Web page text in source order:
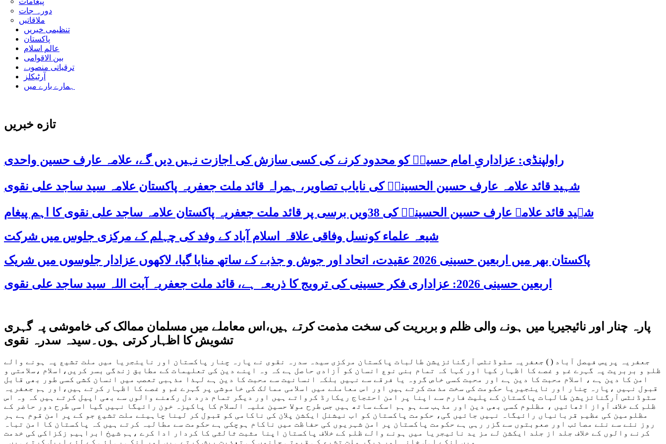
دورہ جات
ملاقاتیں
تنظیمی خبریں
پاکستان
عالم اسلام
بین الاقوامی
ترقیاتی منصوبے
آرٹیکلز
ہمارے بارے میں
تازه خبریں
راولپنڈی: عزاداریِ امام حسینؑ کو محدود کرنے کی کسی سازش کی اجازت نہیں دیں گے، علامہ عارف حسین واحدی
شہید قائد علامہ عارف حسین الحسینیؒ کی نایاب تصاویر، ہمراہ قائد ملت جعفریہ پاکستان علامہ سید ساجد علی نقوی
شہید قائد علامہ عارف حسین الحسینیؒ کی 38ویں برسی پر قائد ملت جعفریہ پاکستان علامہ ساجد علی نقوی کا اہم پیغام
شیعہ علماء کونسل وفاقی علاقہ اسلام آباد کے وفد کی چہلم کے مرکزی جلوس میں شرکت
پاکستان بھر میں اربعین حسینی 2026 عقیدت، اتحاد اور جوش و جذبے کے ساتھ منایا گیا، لاکھوں عزادار جلوسوں میں شریک
اربعین حسینی 2026: عزاداری فکر حسینی کی ترویج کا ذریعہ ہے، قائد ملت جعفریہ آیت اللہ سید ساجد علی نقوی
پارہ چنار اور نائیجیریا میں ہونے والی ظلم و بربریت کی سخت مذمت کرتے ہیں،اس معاملے میں مسلمان ممالک کی خاموشی پہ گہری
تشویش کا اظہار کرتی ہوں۔سیدہ سدرہ نقوی
جعفریہ پریس فیصل آباد ( ) جعفریہ سٹوڈنٹس آرگنائزیشن طالبات پاکستان مرکزی سیدہ سدرہ نقوی نے پارہ چنار پاکستان اور نایئجریا میں ملت تشیع پہ ہونے والے
ظلم و بربریت پہ گہرے غم و غصے کا اظہار کیا اور کہا کہ تمام بنی نوع انسان کو آزادی حاصل ہے کہ وہ اپنے دین کی تعلیمات کے مطابق زندگی بسر کریں،اسلام ،سلامتی و
امن کا دین ہے ، اسلام محبت کا دین ہے اور محبت کسی خاص گروہ یا فرقے سے نہیں بلکہ انسانیت سے محبت کا دین ہے لہذا مذہبی تعصب میں انسان کشی کسی طور بھی قابل
قبول نہیں ،پارہ چنار اور نایئجیریا حکومت کی سخت مذمت کرتے ہیں اور اس معاملے میں اسلامی ممالک کی خاموشی پر گہرے غم و غصے کا اظہار کرتے ہیں،اور ہم جعفریہ
سٹوڈنٹس آرگنائزیشن طالبات پاکستان کے پلیٹ فارم سے اپنا پر امن احتجاج ریکارڈ کرواتے ہیں اور دیگر تمام درد دل رکھنے والوں سے بھی اپیل کرتے ہیں کہ وہ اس
ظلم کے خلاف آواز اٹھائیں ، مظلوم کسی بھی دین اور مذہب سے ہو ہم اسکے ساتھ ہیں جس طرح مولا حسین علیہ السلام کا پاکیزہ خون رائیگا نہیں گیا اسی طرح دور حاضر کے
مظلومین کی عظیم قربانیاں رائیگاہ نہیں جائیں گی، حکومت پاکستان کو اب نیشنل ایکشن پلان کی ناکامی کو قبول کر لینا چاہیئے ملت تشیع جو کے پر امن قوم ہے ہر
روز نئے سے نئے مصائب اور صعوبتوں سے گزر رہی ہے حکومت پاکستان پر امن شہریوں کی حفاظت میں ناکام ہوچکی ہے حکومت سے مطالبہ کرتے ہیں کہ پاکستان کا امن تباہ
کرنے والوں کے خلاف جلد از جلد ایکشن لے مز ید نائیجریا میں ہونے والے ظلم کے خلاف پاکستان اپنا مثبت ثالثی کا کردار ادا کرے ،ہم شیخ ابراہیم زکزاکی کی خدمت
میں انکے اہل خانہ اور دیگر ملت تشیع کی قیمتی جانوں کی تعذیت پیش کرتے ہیں اور انکی رہائی کے لئے اپیل کرتے ہیں۔